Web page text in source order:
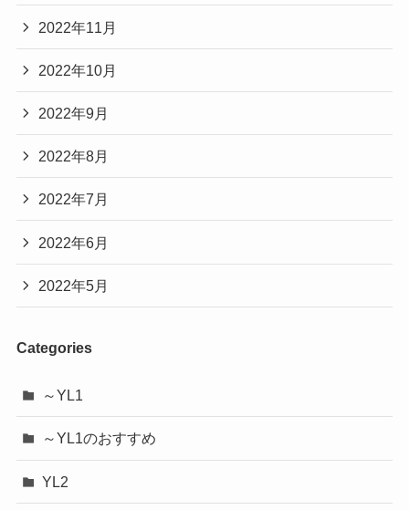
2022年11月
2022年10月
2022年9月
2022年8月
2022年7月
2022年6月
2022年5月
Categories
～YL1
～YL1のおすすめ
YL2